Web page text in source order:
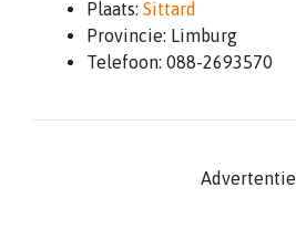
Plaats: Sittard
Provincie: Limburg
Telefoon: 088-2693570
Advertentie